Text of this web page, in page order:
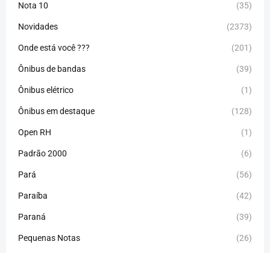
Nota 10 (35)
Novidades (2373)
Onde está você ??? (201)
Ônibus de bandas (39)
Ônibus elétrico (1)
Ônibus em destaque (128)
Open RH (1)
Padrão 2000 (6)
Pará (56)
Paraíba (42)
Paraná (39)
Pequenas Notas (26)